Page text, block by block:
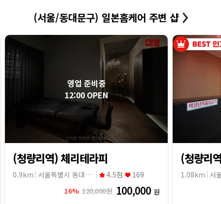
(서울/동대문구) 일본홈케어 주변 샵
영업 준비중
12:00 OPEN
(청량리역) 체리테라피
0.9km 서울특별시 동대문구 4.5점
169
16% 120,000원 100,000 원
(청량리
1.08km